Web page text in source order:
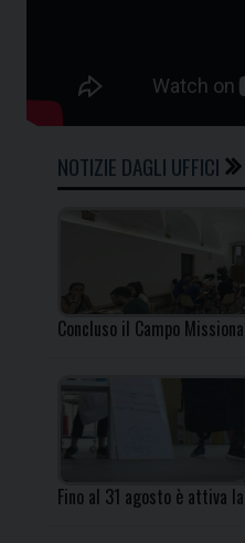
NOTIZIE DAGLI UFFICI
Concluso il Campo
Fino al 31 agosto è attiva